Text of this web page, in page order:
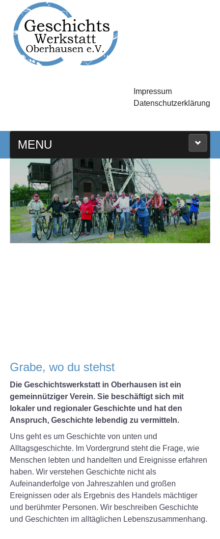
Impressum
Datenschutzerklärung
MENU
HOME
EXKURSIONEN
AUSSTELLUNGEN
VEREIN
Grabe, wo du stehst
Die Geschichtswerkstatt in Oberhausen ist ein
gemeinnütziger Verein. Sie beschäftigt sich mit
lokaler und regionaler Geschichte und hat den
Anspruch, Geschichte lebendig zu vermitteln.
Uns geht es um Geschichte von unten und
Alltagsgeschichte. Im Vordergrund steht die Frage, wie
Menschen lebten und handelten und Ereignisse erfahren
haben. Wir verstehen Geschichte nicht als
Aufeinanderfolge von Jahreszahlen und großen
Ereignissen oder als Ergebnis des Handels mächtiger
und berühmter Personen. Wir beschreiben Geschichte
und Geschichten im alltäglichen Lebenszusammenhang.